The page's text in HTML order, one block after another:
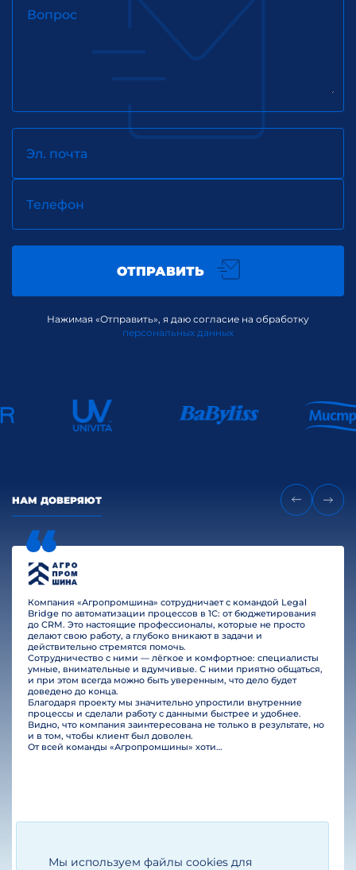
Мы используем файлы cookies для
Вопрос
Эл. почта
Телефон
ОТПРАВИТЬ
Нажимая «Отправить», я даю согласие на обработку
персональных данных
НАМ ДОВЕРЯЮТ
Компания «Агропромшина» сотрудничает с командой Legal
Bridge по автоматизации процессов в 1С: от бюджетирования
до CRM. Это настоящие профессионалы, которые не просто
делают свою работу, а глубоко вникают в задачи и
действительно стремятся помочь.
Сотрудничество с ними — лёгкое и комфортное: специалисты
умные, внимательные и вдумчивые. С ними приятно общаться,
и при этом всегда можно быть уверенным, что дело будет
доведено до конца.
Благодаря проекту мы значительно упростили внутренние
процессы и сделали работу с данными быстрее и удобнее.
Видно, что компания заинтересована не только в результате, но
и в том, чтобы клиент был доволен.
От всей команды «Агропромшины» хотим поблагодарить специалистов Legal Bridge за отличную работу и человеческое отношение.…
Егизарян И.А.